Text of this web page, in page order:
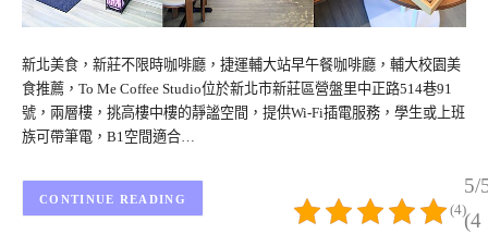
新北美食，新莊不限時咖啡廳，捷運輔大站早午餐咖啡廳，輔大校園美
食推薦，To Me Coffee Studio位於新北市新莊區營盤里中正路514巷91
號，兩層樓，挑高樓中樓的靜謐空間，提供Wi-Fi插電服務，學生或上班
族可帶筆電，B1空間適合…
5/
(4
(4)
CONTINUE READING